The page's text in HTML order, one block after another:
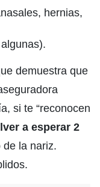
hernias,
demuestra que
si te “reconocen
a esperar 2
de la nariz.